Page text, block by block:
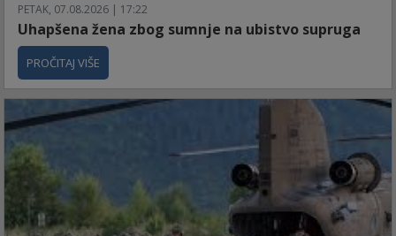
PETAK, 07.08.2026 | 17:22
Uhapšena žena zbog sumnje na ubistvo supruga
PROČITAJ VIŠE